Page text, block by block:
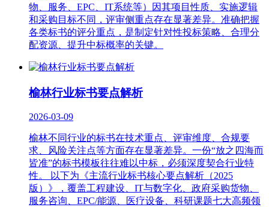
物、服务、EPC、IT系统等）因其项目性质、实施逻辑
和采购目标不同，评审侧重点存在显著差异。准确把握
各类标书的评分重点，是制定针对性投标策略、合理分
配资源、提升中标概率的关键。
榆林‌行业标书要点解析‌
2026-03-09
榆林不同行业的标书在技术重点、评审维度、合规要
求、风险关注点等方面存在显著差异。一份“放之四海而
皆准”的标书模板往往难以中标，必须深度契合行业特
性。 以下为《主流行业标书核心要点解析（2025
版）》，覆盖工程建设、IT与数字化、政府采购货物、
服务咨询、EPC/能源、医疗设备、科研课题七大高频领